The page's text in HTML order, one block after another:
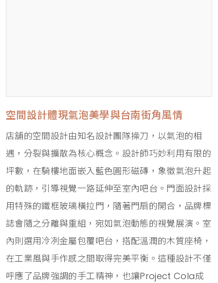
空間設計體現氣泡美學與台南街角風情
店舖的空間設計由知名設計團隊操刀，以氣泡的相
遇，分裂與擴散為核心概念。設計師巧妙利用有限的
坪數，在騎樓地面嵌入藍色圓形磁磚，象徵氣泡升起
的軌跡，引導視覺一路延伸至室內吧台。門面設計採
用特殊的鐵框玻璃橫拉門，隨著門扇的開合，品牌標
誌會隨之分離與重組，宛如氣泡動態的視覺展演。室
內則選用冷冽金屬包覆吧台，搭配溫潤的木質座椅，
在工業風與手作感之間取得完美平衡。這種設計不僅
呼應了品牌強調的手工精神，也讓Project Cola成